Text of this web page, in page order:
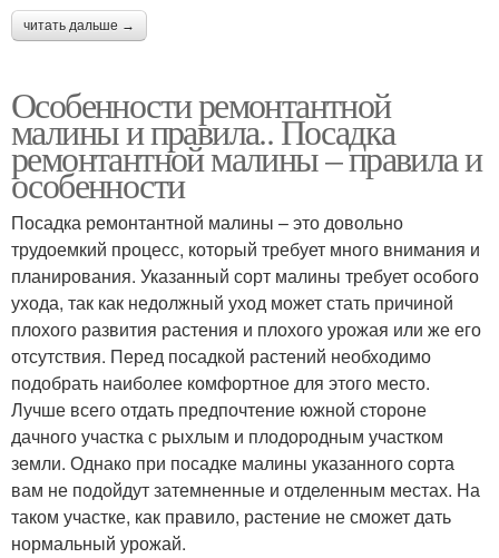
читать дальше →
Особенности ремонтантной
малины и правила.. Посадка
ремонтантной малины – правила и
особенности
Посадка ремонтантной малины – это довольно
трудоемкий процесс, который требует много внимания и
планирования. Указанный сорт малины требует особого
ухода, так как недолжный уход может стать причиной
плохого развития растения и плохого урожая или же его
отсутствия. Перед посадкой растений необходимо
подобрать наиболее комфортное для этого место.
Лучше всего отдать предпочтение южной стороне
дачного участка с рыхлым и плодородным участком
земли. Однако при посадке малины указанного сорта
вам не подойдут затемненные и отделенным местах. На
таком участке, как правило, растение не сможет дать
нормальный урожай.